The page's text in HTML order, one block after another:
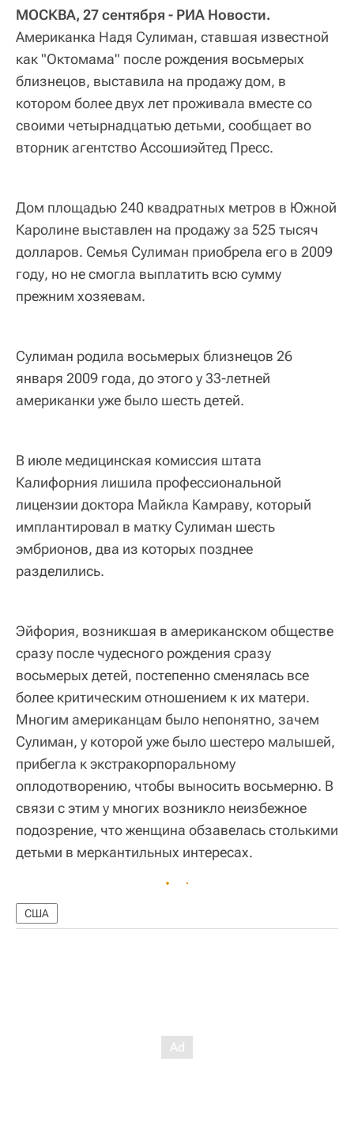
МОСКВА, 27 сентября - РИА Новости.
Американка Надя Сулиман, ставшая известной
как "Октомама" после рождения восьмерых
близнецов, выставила на продажу дом, в
котором более двух лет проживала вместе со
своими четырнадцатью детьми, сообщает во
вторник агентство Ассошиэйтед Пресс.
Дом площадью 240 квадратных метров в Южной
Каролине выставлен на продажу за 525 тысяч
долларов. Семья Сулиман приобрела его в 2009
году, но не смогла выплатить всю сумму
прежним хозяевам.
Сулиман родила восьмерых близнецов 26
января 2009 года, до этого у 33-летней
американки уже было шесть детей.
В июле медицинская комиссия штата
Калифорния лишила профессиональной
лицензии доктора Майкла Камраву, который
имплантировал в матку Сулиман шесть
эмбрионов, два из которых позднее
разделились.
Эйфория, возникшая в американском обществе
сразу после чудесного рождения сразу
восьмерых детей, постепенно сменялась все
более критическим отношением к их матери.
Многим американцам было непонятно, зачем
Сулиман, у которой уже было шестеро малышей,
прибегла к экстракорпоральному
оплодотворению, чтобы выносить восьмерню. В
связи с этим у многих возникло неизбежное
подозрение, что женщина обзавелась столькими
детьми в меркантильных интересах.
США